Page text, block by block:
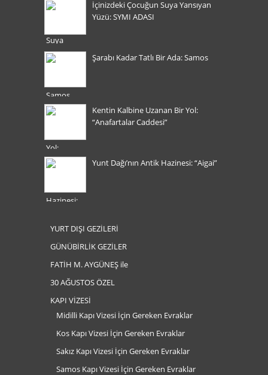
İçinizdeki Çocuğun Suya Yansıyan
Yüzü: SYMI ADASI
Şarabı Kadar Tatlı Bir Ada: Samos
Kentin Kalbine Uzanan Bir Yol:
“Anafartalar Caddesi”
Yunt Dağı’nın Antik Hazinesi: “Aigai”
YURT DIŞI GEZİLERİ
GÜNÜBİRLİK GEZİLER
FATİH M. AYGÜNEŞ ile
30 AĞUSTOS ÖZEL
KAPI VİZESİ
Midilli Kapı Vizesi İçin Gereken Evraklar
Kos Kapı Vizesi İçin Gereken Evraklar
Sakız Kapı Vizesi İçin Gereken Evraklar
Samos Kapı Vizesi İçin Gereken Evraklar